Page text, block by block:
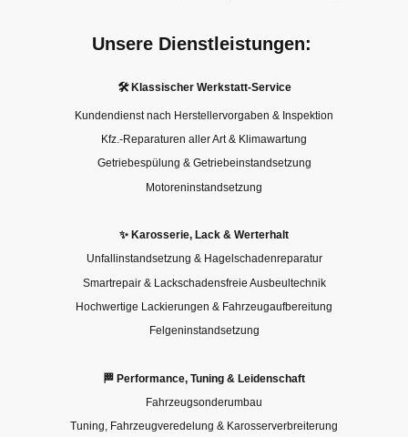
Unsere Dienstleistungen:
🛠 Klassischer Werkstatt-Service
Kundendienst nach Herstellervorgaben & Inspektion
Kfz.-Reparaturen aller Art & Klimawartung
Getriebespülung & Getriebeinstandsetzung
Motoreninstandsetzung
✨ Karosserie, Lack & Werterhalt
Unfallinstandsetzung & Hagelschadenreparatur
Smartrepair & Lackschadensfreie Ausbeultechnik
Hochwertige Lackierungen & Fahrzeugaufbereitung
Felgeninstandsetzung
🏁 Performance, Tuning & Leidenschaft
Fahrzeugsonderumbau
Tuning, Fahrzeugveredelung & Karosserverbreiterung